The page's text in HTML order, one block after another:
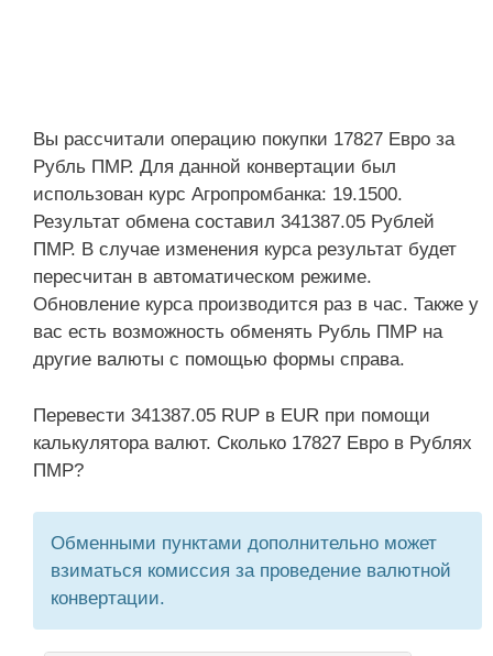
Вы рассчитали операцию покупки 17827 Евро за
Рубль ПМР. Для данной конвертации был
использован курс Агропромбанка: 19.1500.
Результат обмена составил 341387.05 Рублей
ПМР. В случае изменения курса результат будет
пересчитан в автоматическом режиме.
Обновление курса производится раз в час. Также у
вас есть возможность обменять Рубль ПМР на
другие валюты с помощью формы справа.
Перевести 341387.05 RUP в EUR при помощи
калькулятора валют. Сколько 17827 Евро в Рублях
ПМР?
Обменными пунктами дополнительно может
взиматься комиссия за проведение валютной
конвертации.